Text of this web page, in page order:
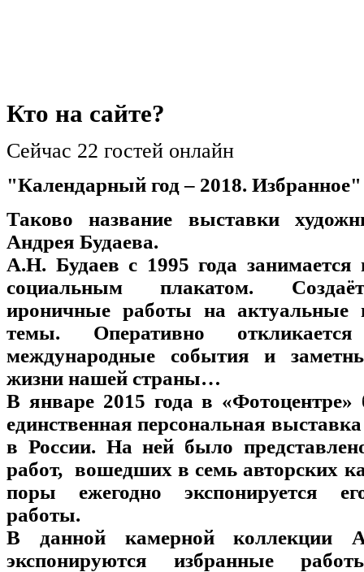
Кто на сайте?
Сейчас 22 гостей онлайн
"Календарный год – 2018. Избранное"
Таково название выставки
Андрея Будаева.
А.Н. Будаев с 1995 года занимается
социальным плакатом.
ироничные работы на актуальные
темы. Оперативно
международные события и
жизни нашей страны…
В январе 2015 года в «Фотоцентре»
единственная персональная
в России. На ней было
работ, вошедших в семь авторских
поры ежегодно экспонируется
работы.
В данной камерной коллекции
экспонируются избранные